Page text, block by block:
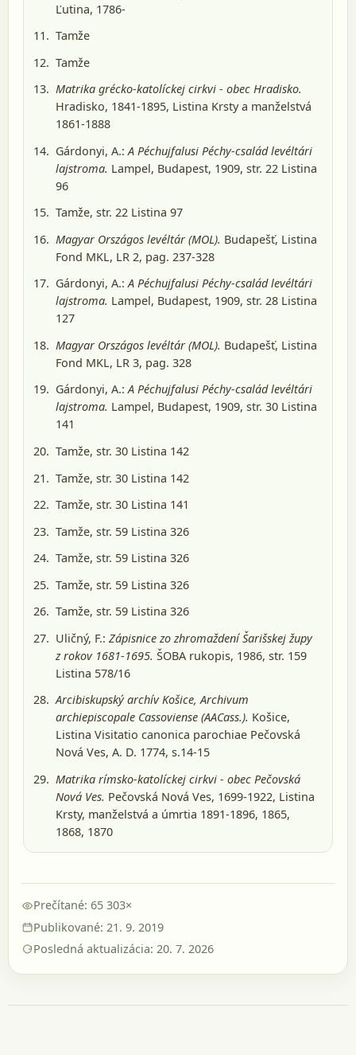
Ľutina, 1786-
Tamže
Tamže
Matrika grécko-katolíckej cirkvi - obec Hradisko.
Hradisko, 1841-1895, Listina Krsty a manželstvá
1861-1888
Gárdonyi, A.:A Péchujfalusi Péchy-család levéltári
lajstroma. Lampel, Budapest, 1909, str. 22 Listina
96
Tamže, str. 22 Listina 97
Magyar Országos levéltár (MOL). Budapešť, Listina
Fond MKL, LR 2, pag. 237-328
Gárdonyi, A.:A Péchujfalusi Péchy-család levéltári
lajstroma. Lampel, Budapest, 1909, str. 28 Listina
127
Magyar Országos levéltár (MOL). Budapešť, Listina
Fond MKL, LR 3, pag. 328
Gárdonyi, A.:A Péchujfalusi Péchy-család levéltári
lajstroma. Lampel, Budapest, 1909, str. 30 Listina
141
Tamže, str. 30 Listina 142
Tamže, str. 30 Listina 142
Tamže, str. 30 Listina 141
Tamže, str. 59 Listina 326
Tamže, str. 59 Listina 326
Tamže, str. 59 Listina 326
Tamže, str. 59 Listina 326
Uličný, F.: Zápisnice zo zhromaždení Šarišskej župy
z rokov 1681-1695. ŠOBA rukopis, 1986, str. 159
Listina 578/16
Arcibiskupský archív Košice, Archivum
archiepiscopale Cassoviense (AACass.). Košice,
Listina Visitatio canonica parochiae Pečovská
Nová Ves, A. D. 1774, s.14-15
Matrika rímsko-katolíckej cirkvi - obec Pečovská
Nová Ves. Pečovská Nová Ves, 1699-1922, Listina
Krsty, manželstvá a úmrtia 1891-1896, 1865,
1868, 1870
Prečítané: 65 303×
Publikované: 21. 9. 2019
Posledná aktualizácia: 20. 7. 2026